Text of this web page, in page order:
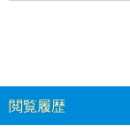
閲覧履歴